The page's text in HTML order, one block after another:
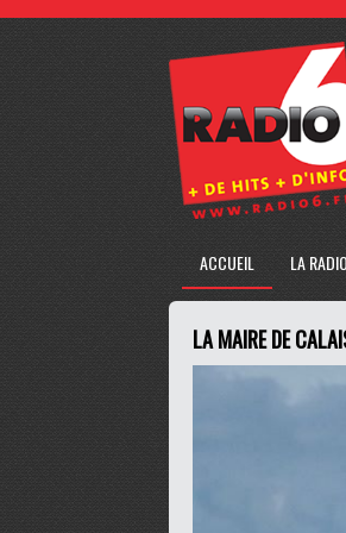
ACCUEIL LA RADIO
LA MAIRE DE